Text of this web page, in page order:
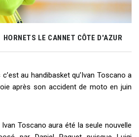
HORNETS LE CANNET CÔTE D'AZUR
au handibasket qu’Ivan Toscano a
après son accident de moto en juin
Toscano aura été la seule nouvelle